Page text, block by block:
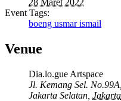
Event Tags:
boeng usmar ismail
Venue
Dia.lo.gue Artspace
Jl. Kemang Sel.
Jakarta Selatan Jakarta